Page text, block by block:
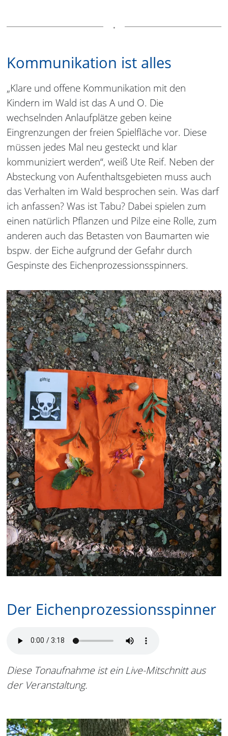
Kommunikation ist alles
„Klare und offene Kommunikation mit den
Kindern im Wald ist das A und O. Die
wechselnden Anlaufplätze geben keine
Eingrenzungen der freien Spielfläche vor. Diese
müssen jedes Mal neu gesteckt und klar
kommuniziert werden“, weiß Ute Reif. Neben der
Absteckung von Aufenthaltsgebieten muss auch
das Verhalten im Wald besprochen sein. Was darf
ich anfassen? Was ist Tabu? Dabei spielen zum
einen natürlich Pflanzen und Pilze eine Rolle, zum
anderen auch das Betasten von Baumarten wie
bspw. der Eiche aufgrund der Gefahr durch
Gespinste des Eichenprozessionsspinners.
Der Eichenprozessionsspinner
Diese Tonaufnahme ist ein Live-Mitschnitt aus
der Veranstaltung.